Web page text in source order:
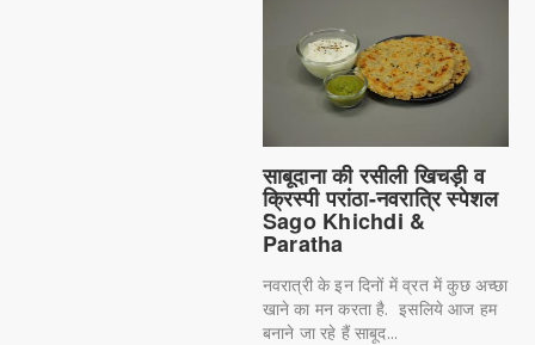
साबूदाना की रसीली खिचड़ी व
क्रिस्पी परांठा-नवरात्रि स्पेशल
Sago Khichdi &
Paratha
नवरात्री के इन दिनों में व्रत में कुछ अच्छा
खाने का मन करता है. इसलिये आज हम
बनाने जा रहे हैं साबूद...